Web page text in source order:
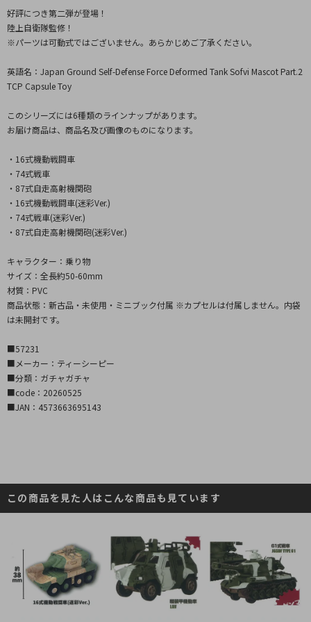
好評につき第二弾が登場！
陸上自衛隊監修！
※パーツは可動式ではございません。あらかじめご了承ください。
英語名：Japan Ground Self-Defense Force Deformed Tank Sofvi Mascot Part.2
TCP Capsule Toy
このシリーズには6種類のラインナップがあります。
お届け商品は、商品名及び画像のものになります。
・16式機動戦闘車
・74式戦車
・87式自走高射機関砲
・16式機動戦闘車(迷彩Ver.)
・74式戦車(迷彩Ver.)
・87式自走高射機関砲(迷彩Ver.)
キャラクター：乗り物
サイズ：全長約50-60mm
材質：PVC
商品状態：新古品・未使用・ミニブック付属 ※カプセルは付属しません。内袋
は未開封です。
■57231
■メーカー：ティーシーピー
■分類：ガチャガチャ
■code：20260525
■JAN：4573663695143
この商品を見た人はこんな商品も見ています